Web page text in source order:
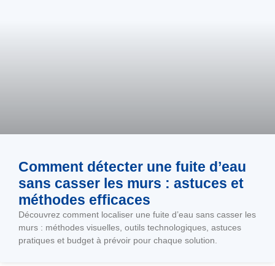
Comment détecter une fuite d’eau
sans casser les murs : astuces et
méthodes efficaces
Découvrez comment localiser une fuite d’eau sans casser les
murs : méthodes visuelles, outils technologiques, astuces
pratiques et budget à prévoir pour chaque solution.